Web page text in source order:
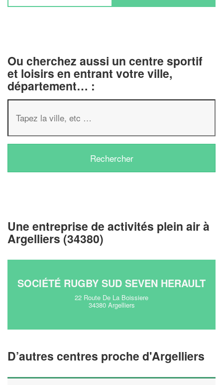
Ou cherchez aussi un centre sportif
et loisirs en entrant votre ville,
département… :
Une entreprise de activités plein air à
Argelliers (34380)
SOCIÉTÉ RUGBY SUD SEVEN HERAULT
22 Route De La Boissiere
34380 Argelliers
D’autres centres proche d'Argelliers
✕
Vous êtes un
vos
marges tout en gagnant de
nouveaux clients!